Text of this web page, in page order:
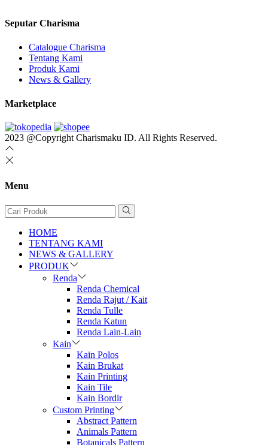
Seputar Charisma
Catalogue Charisma
Tentang Kami
Produk Kami
News & Gallery
Marketplace
2023 @Copyright Charismaku ID. All Rights Reserved.
Menu
HOME
TENTANG KAMI
NEWS & GALLERY
PRODUK
Renda
Renda Chemical
Renda Rajut / Kait
Renda Tulle
Renda Katun
Renda Lain-Lain
Kain
Kain Polos
Kain Brukat
Kain Printing
Kain Tile
Kain Bordir
Custom Printing
Abstract Pattern
Animals Pattern
Botanicals Pattern